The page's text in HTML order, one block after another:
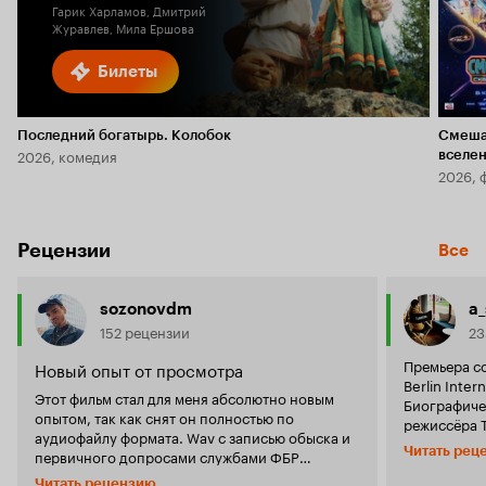
Билеты
Гарик Харламов, Дмитрий
Журавлев, Мила Ершова
Последний богатырь. Колобок
2026, комедия
2026,
Рецензии Все
sozonovdm
152 рецензии
Новый опыт от просмотра
Этот фильм стал для меня абсолютно новым
опытом, так как снят он полностью по
аудиофайлу формата. Wav с записью обыска и
первичного допросами службами ФБР
сотрудницы разведки Реалити Уиннер. Задача
Премьера
Berlin
режиссёра
на
Читать